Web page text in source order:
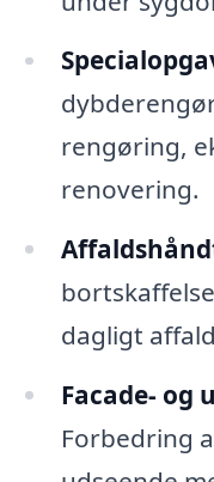
rengøring,
renovering.
dagligt
Facade- og
Forbedring